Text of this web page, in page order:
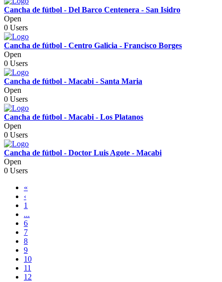
Cancha de fútbol - Del Barco Centenera - San Isidro
Open
0 Users
Cancha de fútbol - Centro Galicia - Francisco Borges
Open
0 Users
Cancha de fútbol - Macabi - Santa Maria
Open
0 Users
Cancha de fútbol - Macabi - Los Platanos
Open
0 Users
Cancha de fútbol - Doctor Luis Agote - Macabi
Open
0 Users
«
‹
1
...
6
7
8
9
10
11
12